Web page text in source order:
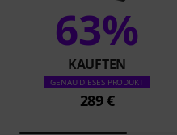
63%
KAUFTEN
GENAU DIESES PRODUKT
289 €